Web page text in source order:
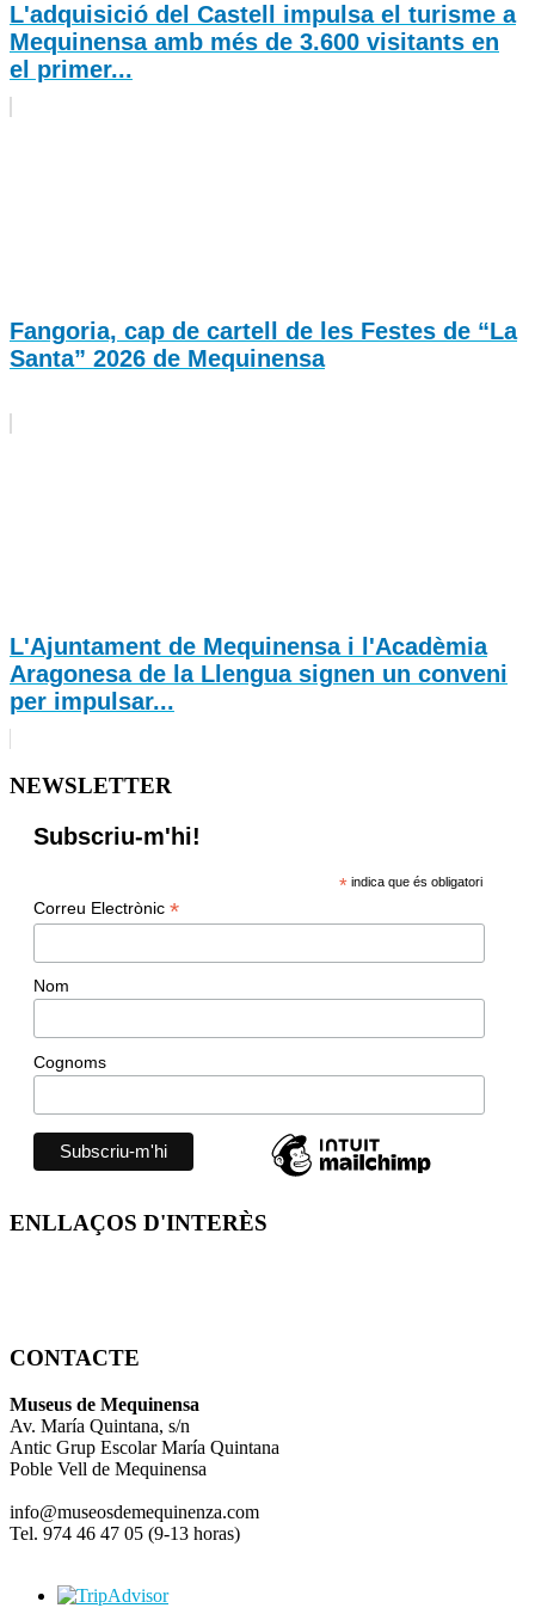
L'adquisició del Castell impulsa el turisme a
Mequinensa amb més de 3.600 visitants en
el primer...
Fangoria, cap de cartell de les Festes de “La
Santa” 2026 de Mequinensa
L'Ajuntament de Mequinensa i l'Acadèmia
Aragonesa de la Llengua signen un conveni
per impulsar...
NEWSLETTER
Subscriu-m'hi!
* indica que és obligatori
Correu Electrònic *
Nom
Cognoms
ENLLAÇOS D'INTERÈS
CONTACTE
Museus de Mequinensa
Av. María Quintana, s/n
Antic Grup Escolar María Quintana
Poble Vell de Mequinensa
info@museosdemequinenza.com
Tel. 974 46 47 05 (9-13 horas)